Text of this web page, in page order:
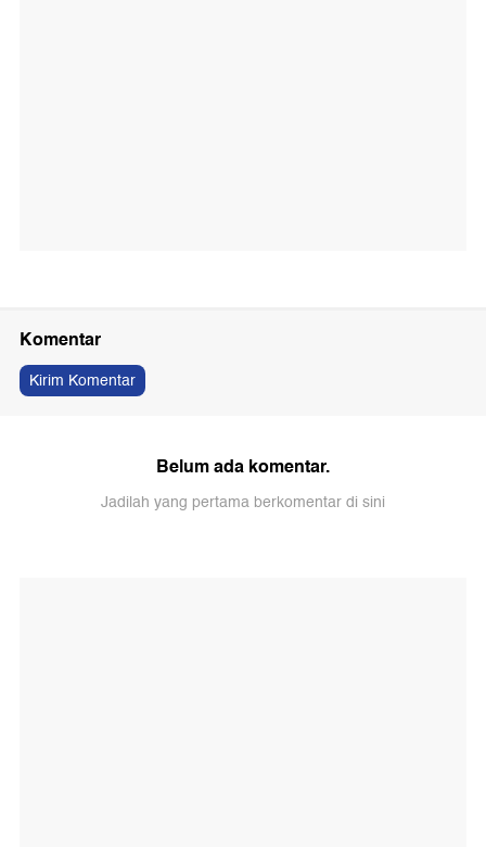
Komentar
Kirim Komentar
Belum ada komentar.
Jadilah yang pertama berkomentar di sini